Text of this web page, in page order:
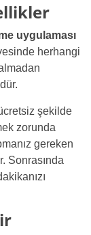
uygulaması
herhangi
şekilde
zorunda
gereken
Sonrasında